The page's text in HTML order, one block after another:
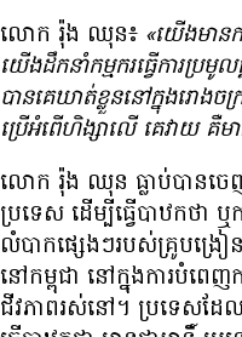
លោក រ៉ុង ឈុន៖ «យើង​មា
យើង​ដឹកនាំ​កម្មករ​ធ្វើ​ការ​ប្រមូល​ផ្
បាន​គេ​ឃាត់​ខ្លួន​នៅ​ក្នុង​រោងច
ប្រើ​អំពើ​ហិង្សា​លើ គេ​វាយ គឺ​ម
លោក រ៉ុង ឈុន ធ្លាប់​បាន​ចេ
ប្រទេស ដើម្បី​ធ្វើ​បាឋកថា ឬ​
លំបាក​ផ្សេងៗ​របស់​គ្រូ​បង្រៀ
នៅ​កម្ពុជា នៅ​ក្នុង​ការ​បំពេ
ជីវភាព​រស់នៅ។ ប្រទេស​ដែ